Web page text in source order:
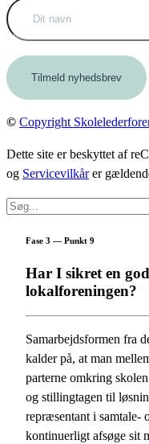
© Copyright
Dette site er beskyttet af
og Servicevilkårer
Fase 3 — Punkt 9
Har I sikret en
lokalforeningen?
Samarbejdsformen fra
kalder på, at man
parterne omkring
og stillingtagen til
repræsentant i samtale-
kontinuerligt afsøge sit